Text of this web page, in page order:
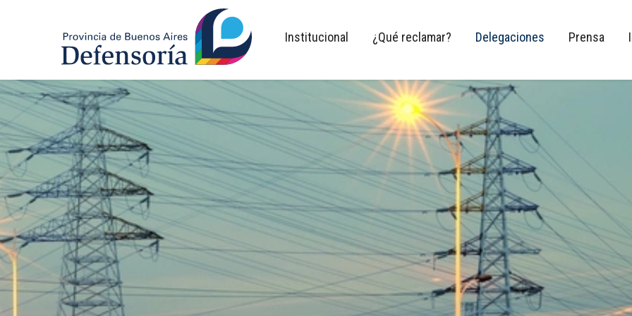
Institucional ¿Qué reclamar? Delegaciones Prensa